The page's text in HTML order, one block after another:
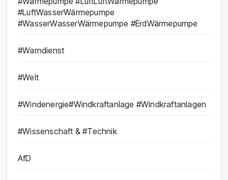
#LuftWasserWärmepumpe
#WasserWasserWärmepumpe #ErdWärmepumpe
#Warndienst
#Welt
#Windenergie#Windkraftanlage #Windkraftanlagen
#Wissenschaft & #Technik
AfD